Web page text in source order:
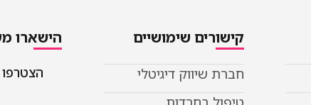
קישורים שימושיים
חברת שיווק דיגיטלי
הישארו